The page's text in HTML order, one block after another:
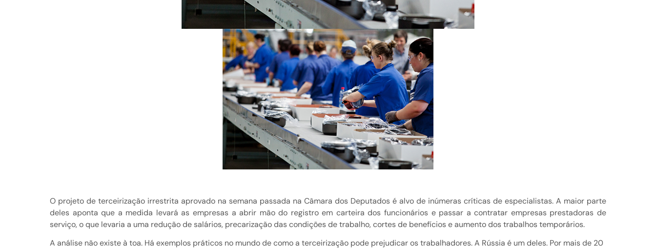
O projeto de terceirização irrestrita aprovado na semana passada na Câmara dos Deputados é alvo de inúmeras críticas de especialistas. A maior parte
deles aponta que a medida levará as empresas a abrir mão do registro em carteira dos funcionários e passar a contratar empresas prestadoras de
serviço, o que levaria a uma redução de salários, precarização das condições de trabalho, cortes de benefícios e aumento dos trabalhos temporários.
A análise não existe à toa. Há exemplos práticos no mundo de como a terceirização pode prejudicar os trabalhadores. A Rússia é um deles. Por mais de 20